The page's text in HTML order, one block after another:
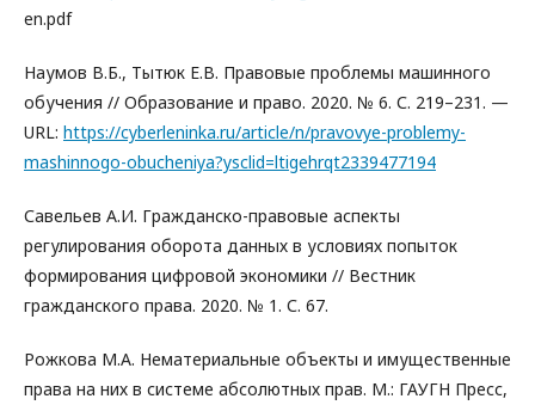
en.pdf
Наумов В.Б., Тытюк Е.В. Правовые проблемы машинного
обучения // Образование и право. 2020. № 6. С. 219–231. —
URL: https://cyberleninka.ru/article/n/pravovye-problemy-
mashinnogo-obucheniya?ysclid=ltigehrqt2339477194
Савельев А.И. Гражданско-правовые аспекты
регулирования оборота данных в условиях попыток
формирования цифровой экономики // Вестник
гражданского права. 2020. № 1. С. 67.
Рожкова М.А. Нематериальные объекты и имущественные
права на них в системе абсолютных прав. М.: ГАУГН Пресс,